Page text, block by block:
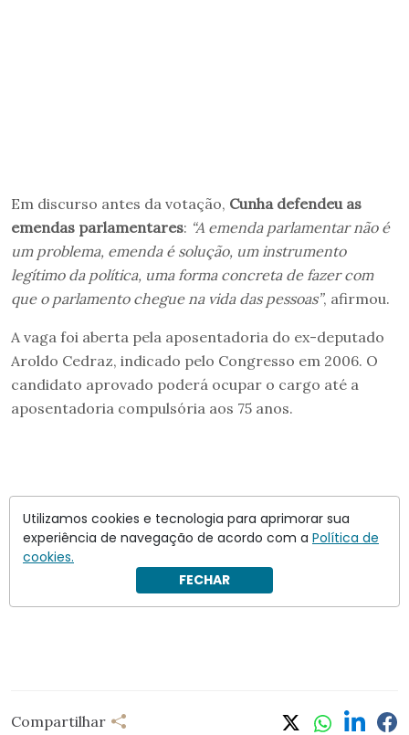
Em discurso antes da votação, Cunha defendeu as
emendas parlamentares: “A emenda parlamentar não é
um problema, emenda é solução, um instrumento
legítimo da política, uma forma concreta de fazer com
que o parlamento chegue na vida das pessoas”, afirmou.
A vaga foi aberta pela aposentadoria do ex-deputado
Aroldo Cedraz, indicado pelo Congresso em 2006. O
candidato aprovado poderá ocupar o cargo até a
aposentadoria compulsória aos 75 anos.
Compartilhar
Utilizamos cookies e tecnologia para aprimorar sua
experiência de navegação de acordo com a Política de
cookies.
FECHAR